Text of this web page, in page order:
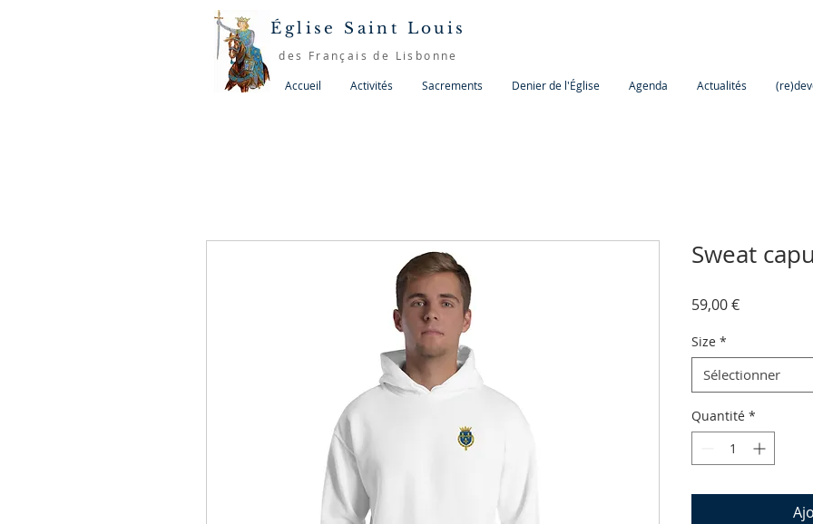
Accueil Activités Sacrements Denier de l'Église Agenda Actualités
Église Saint Louis
des Français de Lisbonne
Sweat
59,00 €Prix
Size *
Sélectionner
Quantité *